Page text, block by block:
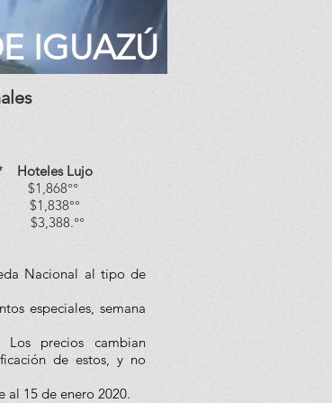
IGUAZÚ
Lujo
$3,388.°°
Nacional al tipo de
especiales, semana
precios cambian
de estos, y no
al 15 de enero 2020.